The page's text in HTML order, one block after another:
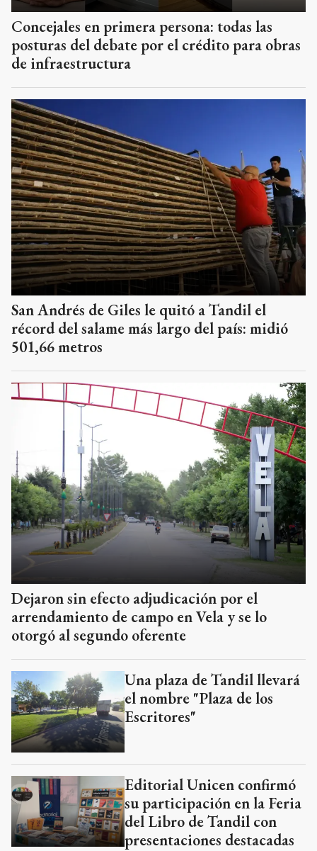
Concejales en primera persona: todas las
posturas del debate por el crédito para obras
de infraestructura
San Andrés de Giles le quitó a Tandil el
récord del salame más largo del país: midió
501,66 metros
Dejaron sin efecto adjudicación por el
arrendamiento de campo en Vela y se lo
otorgó al segundo oferente
Una plaza de Tandil llevará
el nombre "Plaza de los
Escritores"
Editorial Unicen confirmó
su participación en la Feria
del Libro de Tandil con
presentaciones destacadas